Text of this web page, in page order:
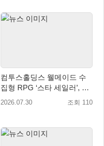
컴투스홀딩스 웰메이드 수
집형 RPG ‘스타 세일러’, 여
름맞이 대규모 업데이트
2026.07.30 조회 110